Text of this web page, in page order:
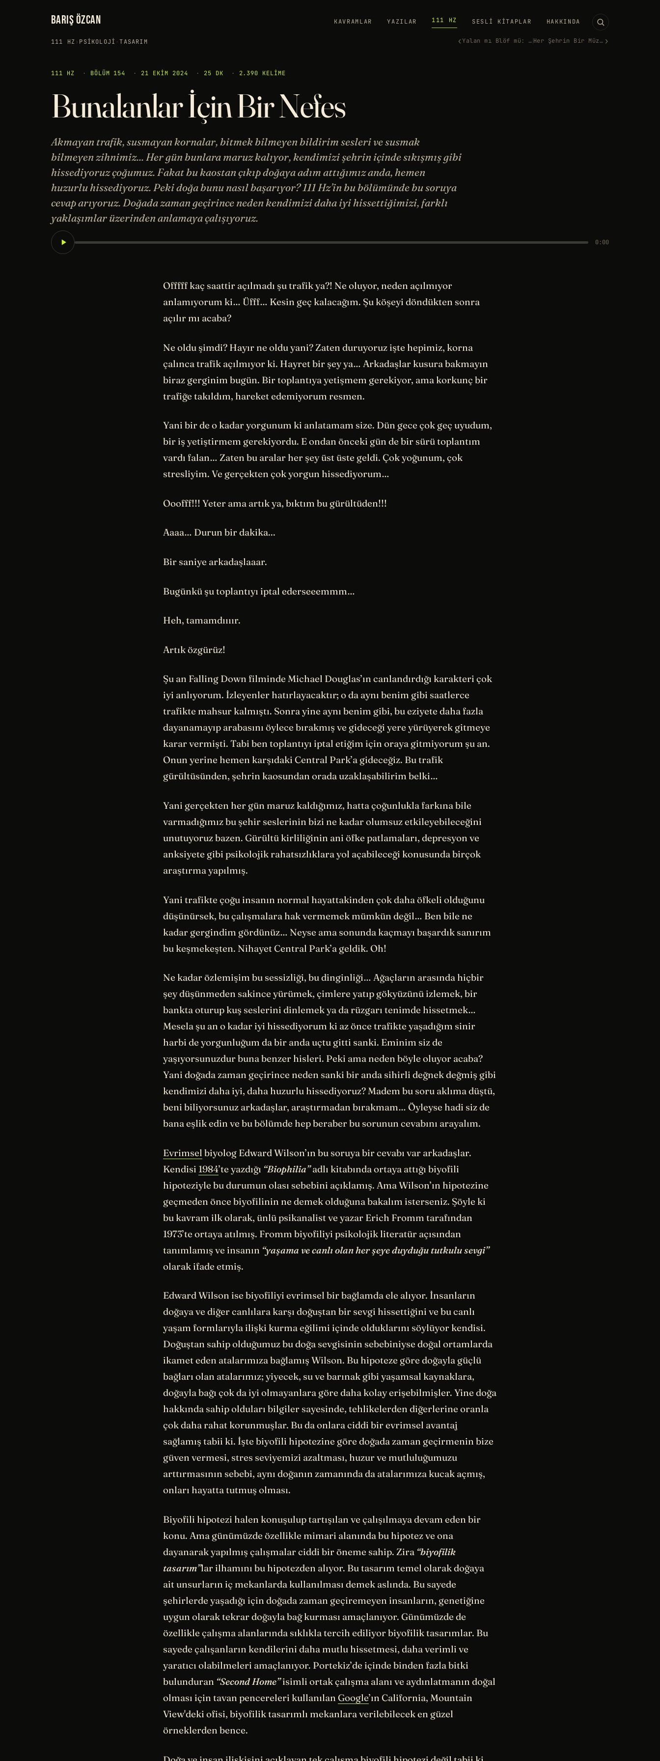
BARIŞ ÖZCAN KAVRAMLAR YAZILAR 111 HZ SESLI KITAPLAR HAKKINDA
111 HZ› PSIKOLOJI ·TASARIM ‹ Yalan mı Blöf mü: Zihin Kuram… Her Şehrin Bir Müziği Vardır! ›
111 HZ · BÖLÜM 154 · 21 EKIM 2024 · 25 DK · 2.390 KELIME
Bunalanlar İçin Bir Nefes
Akmayan trafik, susmayan kornalar, bitmek bilmeyen bildirim sesleri ve susmak
bilmeyen zihnimiz... Her gün bunlara maruz kalıyor, kendimizi şehrin içinde sıkışmış gibi
hissediyoruz çoğumuz. Fakat bu kaostan çıkıp doğaya adım attığımız anda, hemen
huzurlu hissediyoruz. Peki doğa bunu nasıl başarıyor? 111 Hz’in bu bölümünde bu soruya
cevap arıyoruz. Doğada zaman geçirince neden kendimizi daha iyi hissettiğimizi, farklı
yaklaşımlar üzerinden anlamaya çalışıyoruz.
0:00
Offfff kaç saattir açılmadı şu trafik ya?! Ne oluyor, neden açılmıyor
anlamıyorum ki… Üfff… Kesin geç kalacağım. Şu köşeyi döndükten sonra
açılır mı acaba?
Ne oldu şimdi? Hayır ne oldu yani? Zaten duruyoruz işte hepimiz, korna
çalınca trafik açılmıyor ki. Hayret bir şey ya… Arkadaşlar kusura bakmayın
biraz gerginim bugün. Bir toplantıya yetişmem gerekiyor, ama korkunç bir
trafiğe takıldım, hareket edemiyorum resmen.
Yani bir de o kadar yorgunum ki anlatamam size. Dün gece çok geç uyudum,
bir iş yetiştirmem gerekiyordu. E ondan önceki gün de bir sürü toplantım
vardı falan… Zaten bu aralar her şey üst üste geldi. Çok yoğunum, çok
stresliyim. Ve gerçekten çok yorgun hissediyorum…
Ooofff!!! Yeter ama artık ya, bıktım bu gürültüden!!!
Aaaa… Durun bir dakika...
Bir saniye arkadaşlaaar.
Bugünkü şu toplantıyı iptal ederseeemmm…
Heh, tamamdıııır.
Artık özgürüz!
Şu an Falling Down filminde Michael Douglas’ın canlandırdığı karakteri çok
iyi anlıyorum. İzleyenler hatırlayacaktır; o da aynı benim gibi saatlerce
trafikte mahsur kalmıştı. Sonra yine aynı benim gibi, bu eziyete daha fazla
dayanamayıp arabasını öylece bırakmış ve gideceği yere yürüyerek gitmeye
karar vermişti. Tabi ben toplantıyı iptal etiğim için oraya gitmiyorum şu an.
Onun yerine hemen karşıdaki Central Park’a gideceğiz. Bu trafik
gürültüsünden, şehrin kaosundan orada uzaklaşabilirim belki…
Yani gerçekten her gün maruz kaldığımız, hatta çoğunlukla farkına bile
varmadığımız bu şehir seslerinin bizi ne kadar olumsuz etkileyebileceğini
unutuyoruz bazen. Gürültü kirliliğinin ani öfke patlamaları, depresyon ve
anksiyete gibi psikolojik rahatsızlıklara yol açabileceği konusunda birçok
araştırma yapılmış.
Yani trafikte çoğu insanın normal hayattakinden çok daha öfkeli olduğunu
düşünürsek, bu çalışmalara hak vermemek mümkün değil… Ben bile ne
kadar gergindim gördünüz… Neyse ama sonunda kaçmayı başardık sanırım
bu keşmekeşten. Nihayet Central Park’a geldik. Oh!
Ne kadar özlemişim bu sessizliği, bu dinginliği… Ağaçların arasında hiçbir
şey düşünmeden sakince yürümek, çimlere yatıp gökyüzünü izlemek, bir
bankta oturup kuş seslerini dinlemek ya da rüzgarı tenimde hissetmek…
Mesela şu an o kadar iyi hissediyorum ki az önce trafikte yaşadığım sinir
harbi de yorgunluğum da bir anda uçtu gitti sanki. Eminim siz de
yaşıyorsunuzdur buna benzer hisleri. Peki ama neden böyle oluyor acaba?
Yani doğada zaman geçirince neden sanki bir anda sihirli değnek değmiş gibi
kendimizi daha iyi, daha huzurlu hissediyoruz? Madem bu soru aklıma düştü,
beni biliyorsunuz arkadaşlar, araştırmadan bırakmam… Öyleyse hadi siz de
bana eşlik edin ve bu bölümde hep beraber bu sorunun cevabını arayalım.
Evrimsel biyolog Edward Wilson’ın bu soruya bir cevabı var arkadaşlar.
Kendisi 1984’te yazdığı “Biophilia”adlı kitabında ortaya attığı biyofili
hipoteziyle bu durumun olası sebebini açıklamış. Ama Wilson’ın hipotezine
geçmeden önce biyofilinin ne demek olduğuna bakalım isterseniz. Şöyle ki
bu kavram ilk olarak, ünlü psikanalist ve yazar Erich Fromm tarafından
1973’te ortaya atılmış. Fromm biyofiliyi psikolojik literatür açısından
tanımlamış ve insanın “yaşama ve canlı olan her şeye duyduğu tutkulu sevgi”
olarak ifade etmiş.
Edward Wilson ise biyofiliyi evrimsel bir bağlamda ele alıyor. İnsanların
doğaya ve diğer canlılara karşı doğuştan bir sevgi hissettiğini ve bu canlı
yaşam formlarıyla ilişki kurma eğilimi içinde olduklarını söylüyor kendisi.
Doğuştan sahip olduğumuz bu doğa sevgisinin sebebiniyse doğal ortamlarda
ikamet eden atalarımıza bağlamış Wilson. Bu hipoteze göre doğayla güçlü
bağları olan atalarımız; yiyecek, su ve barınak gibi yaşamsal kaynaklara,
doğayla bağı çok da iyi olmayanlara göre daha kolay erişebilmişler. Yine doğa
hakkında sahip olduları bilgiler sayesinde, tehlikelerden diğerlerine oranla
çok daha rahat korunmuşlar. Bu da onlara ciddi bir evrimsel avantaj
sağlamış tabii ki. İşte biyofili hipotezine göre doğada zaman geçirmenin bize
güven vermesi, stres seviyemizi azaltması, huzur ve mutluluğumuzu
arttırmasının sebebi, aynı doğanın zamanında da atalarımıza kucak açmış,
onları hayatta tutmuş olması.
Biyofili hipotezi halen konuşulup tartışılan ve çalışılmaya devam eden bir
konu. Ama günümüzde özellikle mimari alanında bu hipotez ve ona
dayanarak yapılmış çalışmalar ciddi bir öneme sahip. Zira “biyofilik
tasarım”lar ilhamını bu hipotezden alıyor. Bu tasarım temel olarak doğaya
ait unsurların iç mekanlarda kullanılması demek aslında. Bu sayede
şehirlerde yaşadığı için doğada zaman geçiremeyen insanların, genetiğine
uygun olarak tekrar doğayla bağ kurması amaçlanıyor. Günümüzde de
özellikle çalışma alanlarında sıklıkla tercih ediliyor biyofilik tasarımlar. Bu
sayede çalışanların kendilerini daha mutlu hissetmesi, daha verimli ve
yaratıcı olabilmeleri amaçlanıyor. Portekiz’de içinde binden fazla bitki
bulunduran “Second Home”isimli ortak çalışma alanı ve aydınlatmanın doğal
olması için tavan pencereleri kullanılan Google’ın California, Mountain
View'deki ofisi, biyofilik tasarımlı mekanlara verilebilecek en güzel
örneklerden bence.